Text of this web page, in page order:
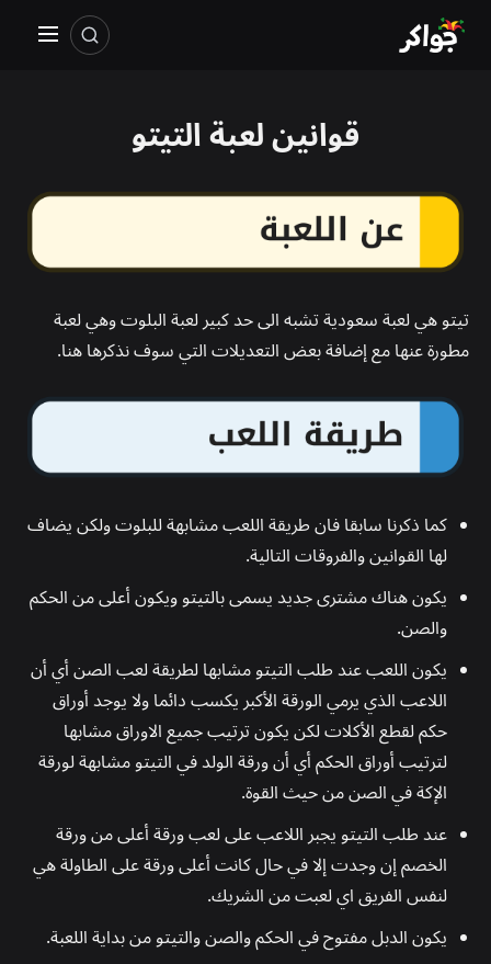
قوانين لعبة التيتو
تيتو هي لعبة سعودية تشبه الى حد كبير لعبة البلوت وهي لعبة
مطورة عنها مع إضافة بعض التعديلات التي سوف نذكرها هنا.
كما ذكرنا سابقا فان طريقة اللعب مشابهة للبلوت ولكن يضاف
لها القوانين والفروقات التالية.
يكون هناك مشترى جديد يسمى بالتيتو ويكون أعلى من الحكم
والصن.
يكون اللعب عند طلب التيتو مشابها لطريقة لعب الصن أي أن
اللاعب الذي يرمي الورقة الأكبر يكسب دائما ولا يوجد أوراق
حكم لقطع الأكلات لكن يكون ترتيب جميع الاوراق مشابها
لترتيب أوراق الحكم أي أن ورقة الولد في التيتو مشابهة لورقة
الإكة في الصن من حيث القوة.
عند طلب التيتو يجبر اللاعب على لعب ورقة أعلى من ورقة
الخصم إن وجدت إلا في حال كانت أعلى ورقة على الطاولة هي
لنفس الفريق اي لعبت من الشريك.
يكون الدبل مفتوح في الحكم والصن والتيتو من بداية اللعبة.